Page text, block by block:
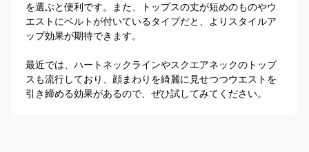
を選ぶと便利です。また、トップスの丈が短めのものやウ
エストにベルトが付いているタイプだと、よりスタイルア
ップ効果が期待できます。
最近では、ハートネックラインやスクエアネックのトップ
スも流行しており、顔まわりを綺麗に見せつつウエストを
引き締める効果があるので、ぜひ試してみてください。